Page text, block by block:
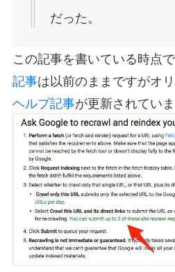
だった。
この記事を書いている時点で
記事は以前のままですがオ
ヘルプ記事が更新されていま